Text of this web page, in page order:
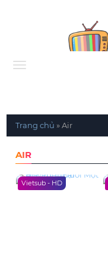
Menu
Trang chủ »Air
AIR
Vietsub - HD